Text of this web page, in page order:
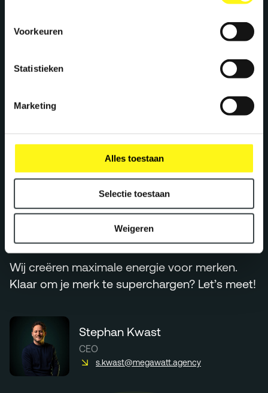
Voorkeuren
Statistieken
Marketing
Alles toestaan
Selectie toestaan
Weigeren
Let’s work
together
Wij creëren maximale energie voor merken.
Klaar om je merk te superchargen? Let’s meet!
Stephan Kwast
CEO
s.kwast@megawatt.agency